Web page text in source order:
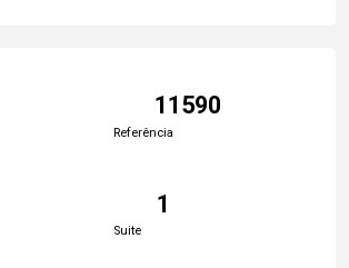
11590
Referência
1
Suite